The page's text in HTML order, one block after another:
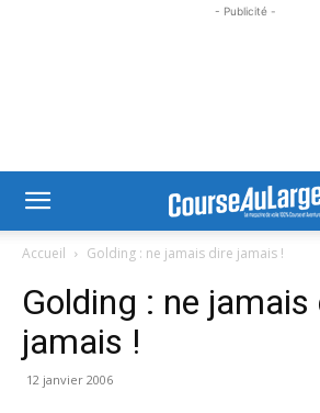
- Publicité -
Accueil Golding : ne jamais dire jamais !
Golding : ne jamais
jamais !
12 janvier 2006